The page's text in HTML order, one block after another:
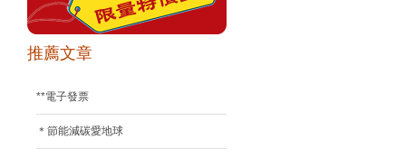
推薦文章
**電子發票
＊節能減碳愛地球